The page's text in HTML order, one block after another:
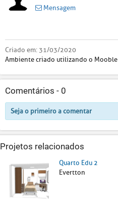
Mensagem
Criado em: 31/03/2020
Ambiente criado utilizando o Mooble
Comentários - 0
Seja o primeiro a comentar
Projetos relacionados
Quarto Edu 2
Evertton